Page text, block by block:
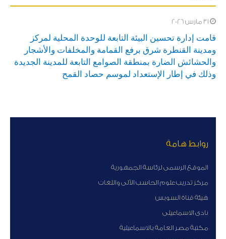
وذلك في إطار الإستعداد لموسم حصاد القمح
روابط هامة
الموقع الرسمى لرئاسة الجمهورية
مركز تدريب علوم الحاسب الآلى واللغات
هيئة قناة السوبس
نادى الاسماعيلى
مكتبة مصر العامة بالاسماعيلية